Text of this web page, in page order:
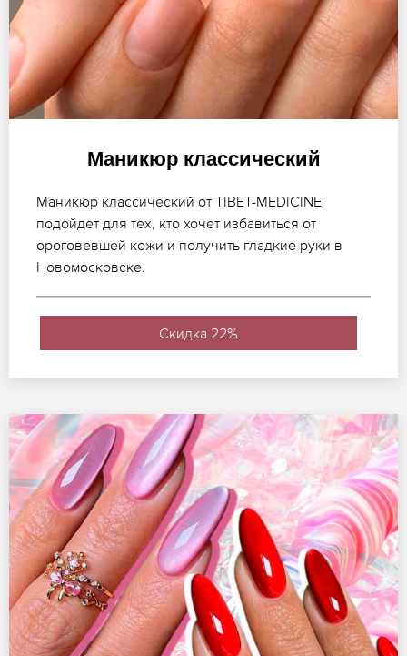
Маникюр классический
Маникюр классический от TIBET-MEDICINE
подойдет для тех, кто хочет избавиться от
ороговевшей кожи и получить гладкие руки в
Новомосковске.
Скидка 22%